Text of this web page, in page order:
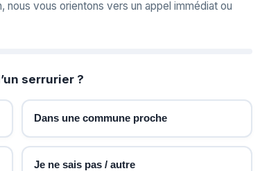
nous vous orientons vers un appel immédiat ou
serrurier ?
Dans une commune proche
Je ne sais pas / autre